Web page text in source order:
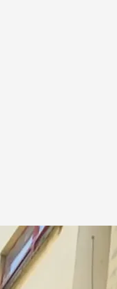
machista en A Coruña
Cuatro